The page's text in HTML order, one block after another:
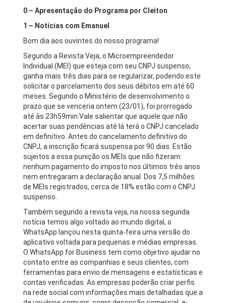
0 – Apresentação do Programa por Cleiton
1 – Notícias com Emanuel
Bom dia aos ouvintes do nosso programa!
Segundo a Revista Veja, o Microempreendedor
Individual (MEI) que esteja com seu CNPJ suspenso,
ganha mais três dias para se regularizar, podendo este
solicitar o parcelamento dos seus débitos em até 60
meses. Segundo o Ministério de desenvolvimento o
prazo que se venceria ontem (23/01), foi prorrogado
até às 23h59min Vale salientar que aquele que não
acertar suas pendências até lá terá o CNPJ cancelado
em definitivo. Antes do cancelamento definitivo do
CNPJ, a inscrição ficará suspensa por 90 dias. Estão
sujeitos a essa punição os MEIs que não fizeram
nenhum pagamento do imposto nos últimos três anos
nem entregaram a declaração anual. Dos 7,5 milhões
de MEIs registrados, cerca de 18% estão com o CNPJ
suspenso.
Também segundo a revista veja, na nossa segunda
notícia temos algo voltado ao mundo digital, o
WhatsApp lançou nesta quinta-feira uma versão do
aplicativo voltada para pequenas e médias empresas.
O WhatsApp for Business tem como objetivo ajudar no
contato entre as companhias e seus clientes, com
ferramentas para envio de mensagens e estatísticas e
contas verificadas. As empresas poderão criar perfis
na rede social com informações mais detalhadas que a